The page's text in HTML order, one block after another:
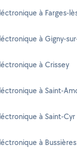
à Farges-
à Gigny-
à Crissey
à Saint-
à Saint-Cyr
à Bussières